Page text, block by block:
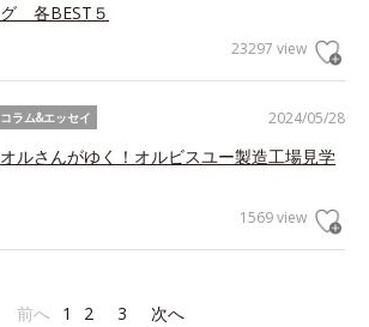
グ 各BEST５
23297 view
2024/05/28
コラム&エッセイ
オルさんがゆく！オルビスユー製造工場見学
1569 view
前へ 1 2 3 次へ